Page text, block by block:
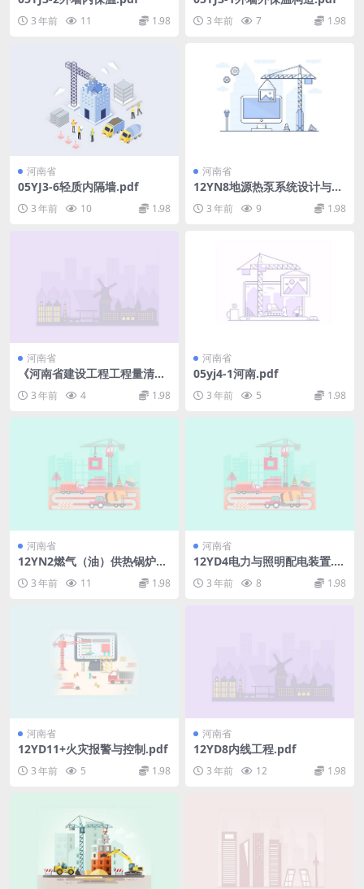
3 年前 11 1.98 3 年前 7 1.98
河南省
05YJ3-6轻质内隔墙.pdf
3 年前 10 1.98
河南省
12YN8地源热泵系统设计与安
3 年前 9 1.98
河南省
《河南省建设工程工程量清单
综合单价(2008)》B装饰工程.
pdf3 年前 4 1.98
河南省
05yj4-1河南.pdf
3 年前 5 1.98
河南省
12YN2燃气（油）供热锅炉房
3 年前 11 1.98
河南省
12YD4电力与照明配电装置.p
3 年前 8 1.98
河南省
12YD11+火灾报警与控制.pdf
3 年前 5 1.98
河南省
12YD8内线工程.pdf
3 年前 12 1.98